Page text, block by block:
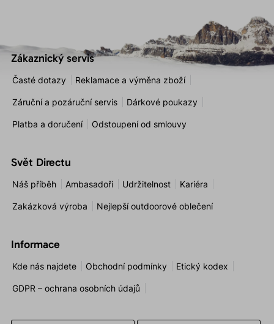
Zákaznický servis
Časté dotazy Reklamace a výměna zboží
Záruční a pozáruční servis Dárkové poukazy
Platba a doručení Odstoupení od smlouvy
Svět Directu
Náš příběh Ambasadoři Udržitelnost Kariéra
Zakázková výroba Nejlepší outdoorové oblečení
Informace
Kde nás najdete Obchodní podmínky Etický kodex
GDPR – ochrana osobních údajů